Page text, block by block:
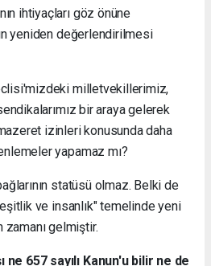
ihtiyaçları göz önüne
yeniden değerlendirilmesi
milletvekillerimiz,
bir araya gelerek
izinleri konusunda daha
yapamaz mı?
statüsü olmaz. Belki de
ve insanlık" temelinde yeni
zamanı gelmiştir.
ne 657 sayılı Kanun'u bilir ne de